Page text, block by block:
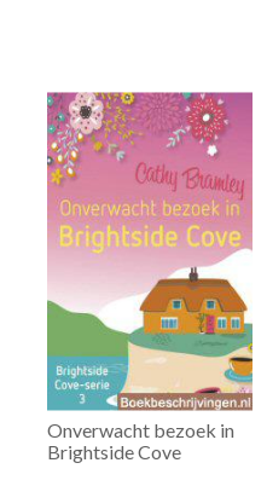
Onverwacht bezoek in
Brightside Cove